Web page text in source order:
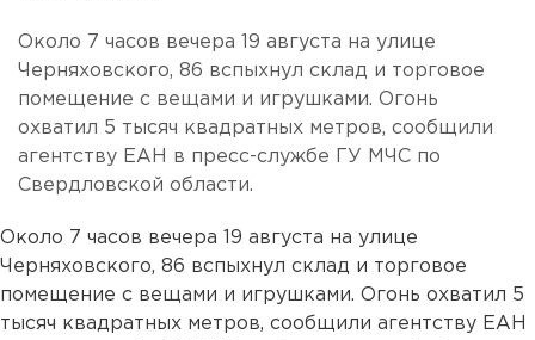
Около 7 часов вечера 19 августа на улице
Черняховского, 86 вспыхнул склад и торговое
помещение с вещами и игрушками. Огонь
охватил 5 тысяч квадратных метров, сообщили
агентству ЕАН в пресс-службе ГУ МЧС по
Свердловской области.
Около 7 часов вечера 19 августа на улице
Черняховского, 86 вспыхнул склад и торговое
помещение с вещами и игрушками. Огонь охватил 5
тысяч квадратных метров, сообщили агентству ЕАН